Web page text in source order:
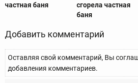
частная баня
сгорела частная
баня
Добавить комментарий
Оставляя свой комментарий, Вы
добавления комментариев.